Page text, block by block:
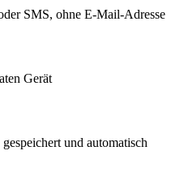
SMS, ohne E-Mail-Adresse
Gerät
und automatisch